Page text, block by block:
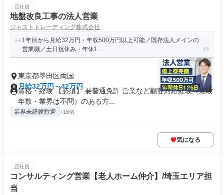
正社員
地盤改良工事の法人営業
ジャストトレーディング株式会社
1年目から月給32万円・年収500万円以上可能／既存法人メインの
営業職／土日祝休み・年休1...
東京都墨田区両国
月給32万円～42万円
資格・経験 【必須】 要普通免許 営業など顧客対応経験（経験
年数・業界は不問）のある方...
業界未経験歓迎 +16個
気になる
正社員
コンサルティング営業【老人ホーム仲介】/埼玉エリア担
当